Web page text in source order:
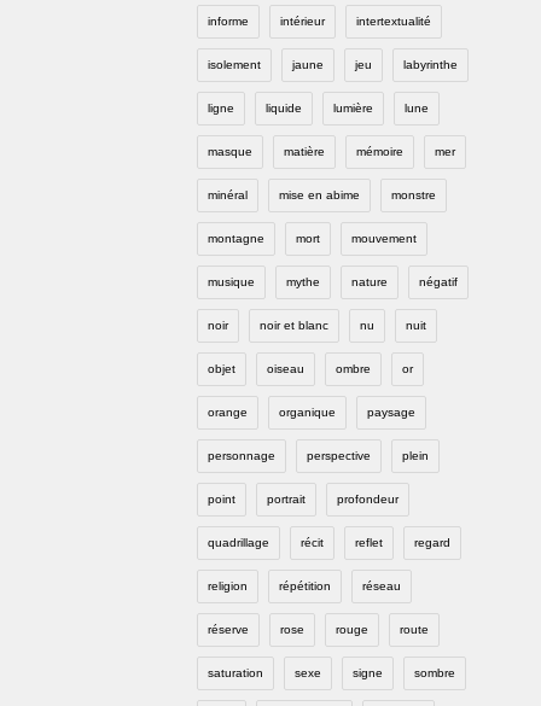
informe intérieur intertextualité
isolement jaune jeu labyrinthe
ligne liquide lumière lune
masque matière mémoire mer
minéral mise en abime monstre
montagne mort mouvement
musique mythe nature négatif
noir noir et blanc nu nuit
objet oiseau ombre or
orange organique paysage
personnage perspective plein
point portrait profondeur
quadrillage récit reflet regard
religion répétition réseau
réserve rose rouge route
saturation sexe signe sombre